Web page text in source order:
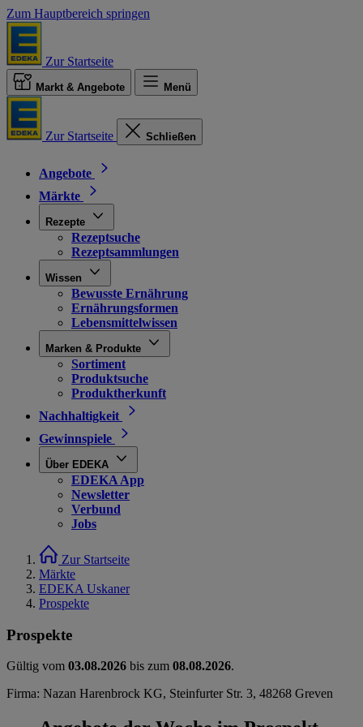
Zum Hauptbereich springen
Zur Startseite
Markt & Angebote Menü
Zur Startseite Schließen
Angebote
Märkte
Rezepte
Rezeptsuche
Rezeptsammlungen
Wissen
Bewusste Ernährung
Ernährungsformen
Lebensmittelwissen
Marken & Produkte
Sortiment
Produktsuche
Produktherkunft
Nachhaltigkeit
Gewinnspiele
Über EDEKA
EDEKA App
Newsletter
Verbund
Jobs
Zur Startseite
Märkte
EDEKA Uskaner
Prospekte
Prospekte
Gültig vom 03.08.2026 bis zum 08.08.2026.
Firma: Nazan Harenbrock KG, Steinfurter Str. 3, 48268 Greven